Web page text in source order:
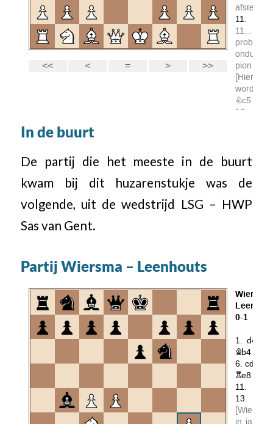
In de buurt
De partij die het meeste in de buurt
kwam bij dit huzarenstukje was de
volgende, uit de wedstrijd LSG – HWP
Sas van Gent.
Partij Wiersma – Leenhouts